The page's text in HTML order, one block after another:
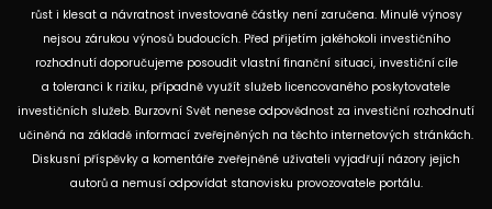
růst i klesat a návratnost investované částky není zaručena. Minulé výnosy
nejsou zárukou výnosů budoucích. Před přijetím jakéhokoli investičního
rozhodnutí doporučujeme posoudit vlastní finanční situaci, investiční cíle
a toleranci k riziku, případně využít služeb licencovaného poskytovatele
investičních služeb. Burzovní Svět nenese odpovědnost za investiční rozhodnutí
učiněná na základě informací zveřejněných na těchto internetových stránkách.
Diskusní příspěvky a komentáře zveřejněné uživateli vyjadřují názory jejich
autorů a nemusí odpovídat stanovisku provozovatele portálu.